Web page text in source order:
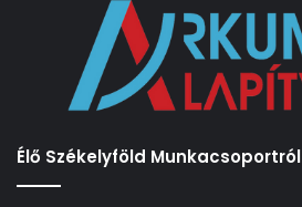
Élő Székelyföld Munkacsoportról